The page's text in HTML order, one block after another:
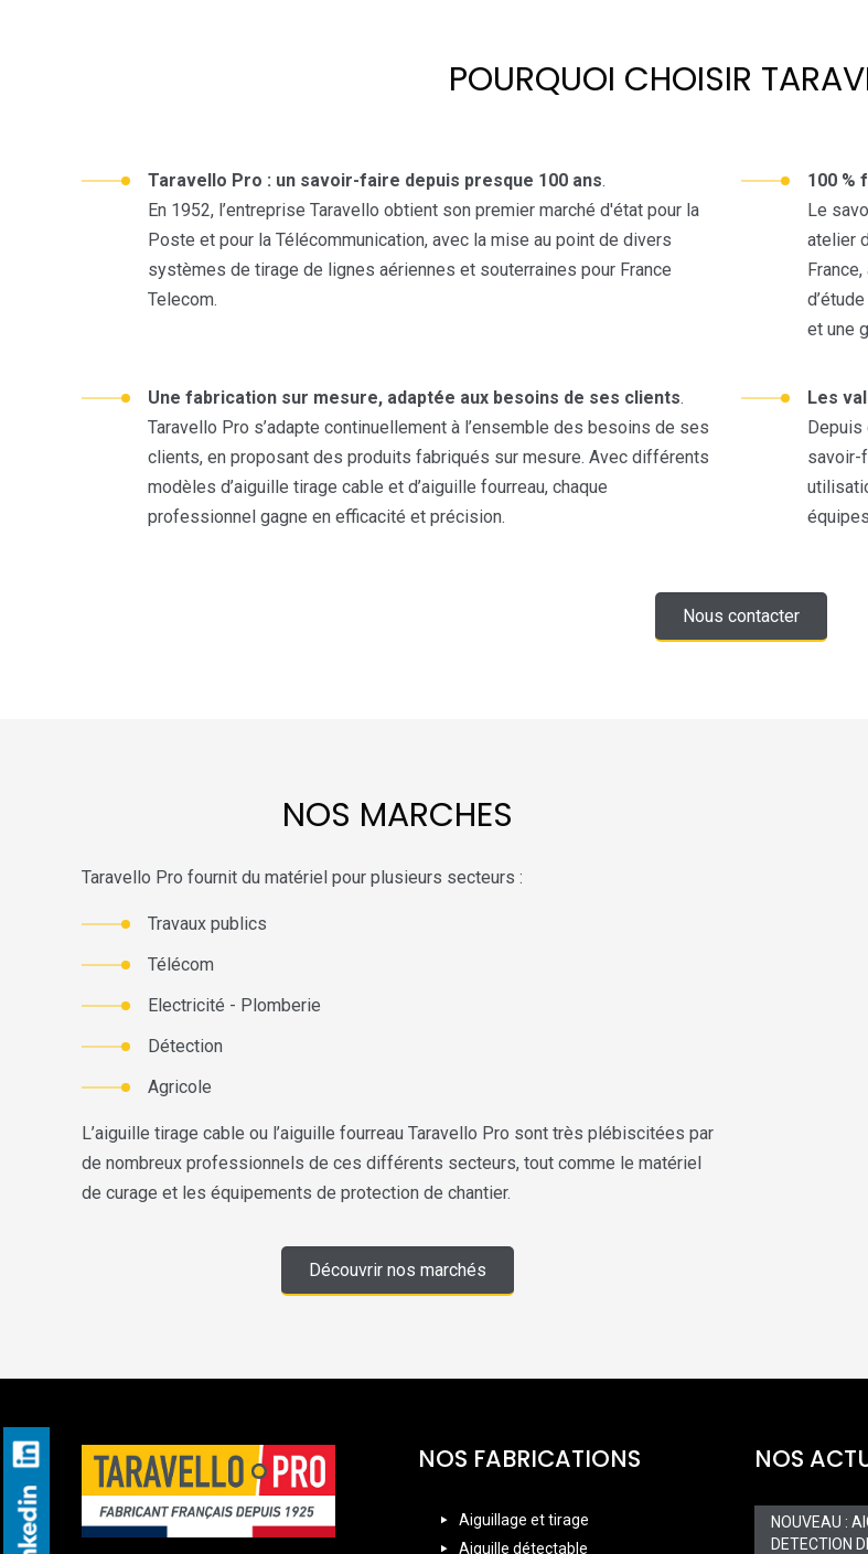
POURQUOI CHOISIR
Taravello Pro : un savoir-faire depuis presque 100 ans.
En 1952, l’entreprise Taravello obtient son premier marché d'état pour la
Poste et pour la Télécommunication, avec la mise au point de divers
systèmes de tirage de lignes aériennes et souterraines pour France
Telecom.
100 %
Le
atelier
et une
Une fabrication sur mesure, adaptée aux besoins de ses clients.
Taravello Pro s’adapte continuellement à l’ensemble des besoins de ses
clients, en proposant des produits fabriqués sur mesure. Avec différents
modèles d’aiguille tirage cable et d’aiguille fourreau, chaque
professionnel gagne en efficacité et précision.
Les
Depuis
savoir-
Nous contacter
NOS MARCHES
Taravello Pro fournit du matériel pour plusieurs secteurs :
Travaux publics
Télécom
Electricité - Plomberie
Détection
Agricole
L’aiguille tirage cable ou l’aiguille fourreau Taravello Pro sont très plébiscitées par
de nombreux professionnels de ces différents secteurs, tout comme le matériel
de curage et les équipements de protection de chantier.
Découvrir nos marchés
NOS FABRICATIONS
Aiguillage et tirage
Aiguille détectable
NOS
NOUVEAU :
DETECTION